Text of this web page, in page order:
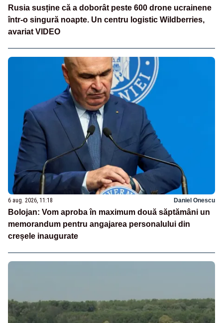
Rusia susține că a doborât peste 600 drone ucrainene
într-o singură noapte. Un centru logistic Wildberries,
avariat VIDEO
6 aug. 2026, 11:18 Daniel Onescu
Bolojan: Vom aproba în maximum două săptămâni un
memorandum pentru angajarea personalului din
creșele inaugurate